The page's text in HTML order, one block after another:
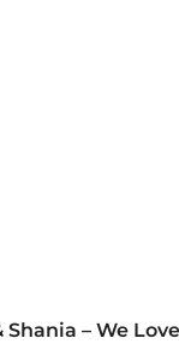
Shania – We